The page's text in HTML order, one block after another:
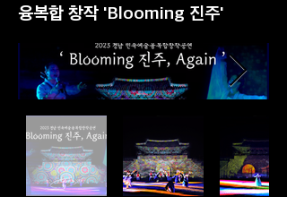
융복합 창작 'Blooming 진주'